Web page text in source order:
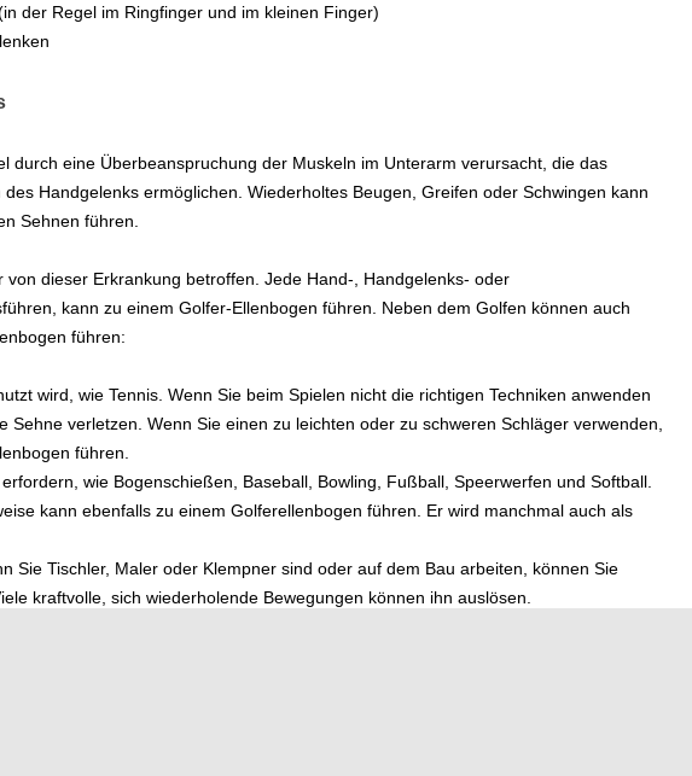
der Regel im Ringfinger und im kleinen Finger)
durch eine Überbeanspruchung der Muskeln im Unterarm verursacht, die das
Handgelenks ermöglichen. Wiederholtes Beugen, Greifen oder Schwingen kann
Sehnen führen.
dieser Erkrankung betroffen. Jede Hand-, Handgelenks- oder
kann zu einem Golfer-Ellenbogen führen. Neben dem Golfen können auch
führen:
wird, wie Tennis. Wenn Sie beim Spielen nicht die richtigen Techniken anwenden
Sehne verletzen. Wenn Sie einen zu leichten oder zu schweren Schläger verwenden,
führen.
wie Bogenschießen, Baseball, Bowling, Fußball, Speerwerfen und Softball.
kann ebenfalls zu einem Golferellenbogen führen. Er wird manchmal auch als
Sie Tischler, Maler oder Klempner sind oder auf dem Bau arbeiten, können Sie
kraftvolle, sich wiederholende Bewegungen können ihn auslösen.